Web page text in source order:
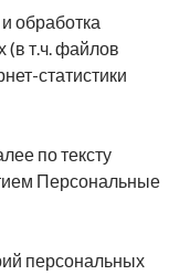
обработка
(в т.ч. файлов
статистики
по тексту
Персональные
персональных